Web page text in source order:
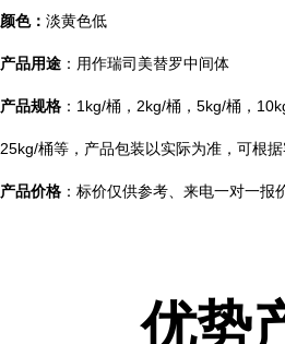
颜色： 淡黄色低
产品用途 ：用作瑞司美替罗中间体
产品规格 ：1kg/桶，2kg/桶，5kg/桶，
25kg/桶等，产品包装以实际为准，可根
产品价格 ：标价仅供参考、来电一对一报
优势